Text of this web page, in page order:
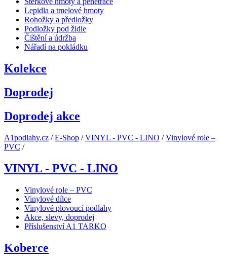
Lepidla a tmelové hmoty
Rohožky a předložky
Podložky pod židle
Čištění a údržba
Nářadí na pokládku
Kolekce
Doprodej
Doprodej akce
A1podlahy.cz /E-Shop /VINYL - PVC - LINO /Vinylové role –
PVC /
VINYL - PVC - LINO
Vinylové role – PVC
Vinylové dílce
Vinylové plovoucí podlahy
Akce, slevy, doprodej
Příslušenství A1 TARKO
Koberce